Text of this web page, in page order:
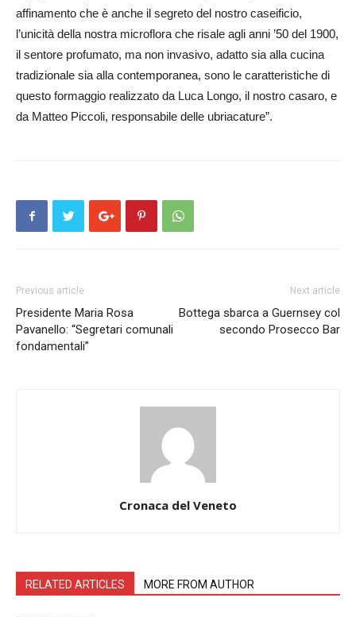
affinamento che è anche il segreto del nostro caseificio,
l’unicità della nostra microflora che risale agli anni ’50 del 1900,
il sentore profumato, ma non invasivo, adatto sia alla cucina
tradizionale sia alla contemporanea, sono le caratteristiche di
questo formaggio realizzato da Luca Longo, il nostro casaro, e
da Matteo Piccoli, responsabile delle ubriacature”.
Previous article
Presidente Maria Rosa
Pavanello: “Segretari comunali
fondamentali”
Next article
Bottega sbarca a Guernsey col
secondo Prosecco Bar
Cronaca del Veneto
RELATED ARTICLES MORE FROM AUTHOR